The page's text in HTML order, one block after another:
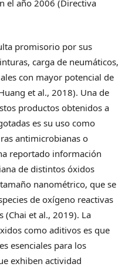
el año 2006 (Directiva
promisorio por sus
carga de neumáticos,
con mayor potencial de
et al., 2018). Una de
productos obtenidos a
es su uso como
antimicrobianas o
reportado información
de distintos óxidos
nanométrico, que se
de oxígeno reactivas
(Chai et al., 2019). La
como aditivos es que
esenciales para los
exhiben actividad